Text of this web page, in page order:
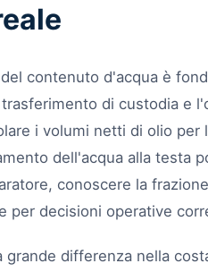
contenuto d'acqua è
di custodia e
i volumi netti di olio per
dell'acqua alla testa
conoscere la
per decisioni operative
grande differenza nella